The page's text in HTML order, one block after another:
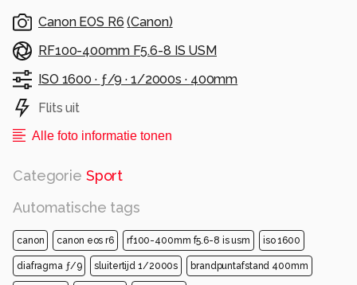
Canon EOS R6 (Canon)
RF100-400mm F5.6-8 IS USM
ISO 1600 · ƒ/9 · 1/2000s · 400mm
Flits uit
Alle foto informatie tonen
Categorie Sport
Automatische tags
canon canon eos r6 rf100-400mm f5.6-8 is usm iso 1600
diafragma ƒ/9 sluitertijd 1/2000s brandpuntafstand 400mm